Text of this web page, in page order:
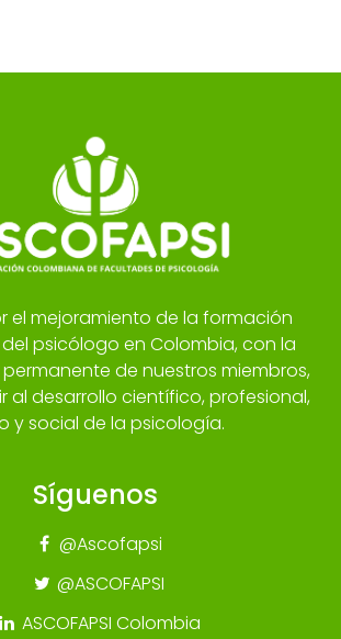
el mejoramiento de la formación
psicólogo en Colombia, con la
de nuestros miembros,
al desarrollo científico, profesional,
y social de la psicología.
Síguenos
@Ascofapsi
@ASCOFAPSI
ASCOFAPSI Colombia